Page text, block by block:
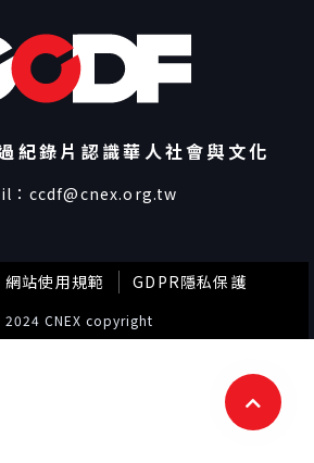
紀錄片認識華人社會與文化
： ccdf@cnex.org.tw
CNEX copyright
網站使用規範 GDPR隱私保護